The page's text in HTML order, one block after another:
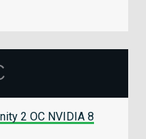
2 OC NVIDIA 8